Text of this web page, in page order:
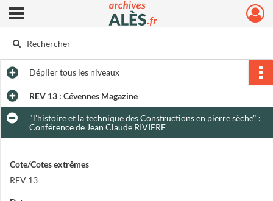
Archives municipales d'Alès
Ouvrir le menu déroulant
Dépliertous les niveaux
REV 13 : Cévennes Magazine
"l'histoire et la technique des Constructions en pierre sèche" :
Conférence de Jean Claude RIVIERE
Cote/Cotes extrêmes
REV 13